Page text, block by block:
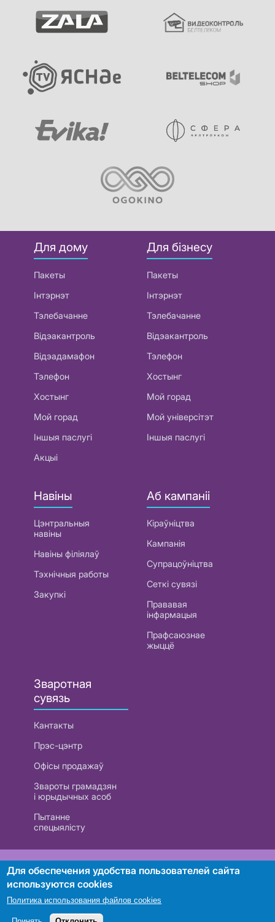
Для дому
Пакеты
Інтэрнэт
Тэлебачанне
Відэакантроль
Відэадамафон
Тэлефон
Хостынг
Мой горад
Іншыя паслугі
Акцыі
Для бізнесу
Пакеты
Інтэрнэт
Тэлебачанне
Відэакантроль
Тэлефон
Хостынг
Мой горад
Мой універсітэт
Іншыя паслугі
Навіны
Цэнтральныя
навіны
Навіны філіялаў
Тэхнічныя работы
Закупкі
Аб кампаніі
Кіраўніцтва
Кампанія
Супрацоўніцтва
Сеткі сувязі
Прававая
інфармацыя
Прафсаюзнае
жыццё
Зваротная
сувязь
Кантакты
Прэс-цэнтр
Офісы продажаў
Звароты грамадзян
і юрыдычных асоб
Пытанне
спецыялісту
РУП «Белтэлекам». УНП 101007741
Пошук
Для обеспечения удобства пользователей сайта
используются cookies
Политика использования файлов cookies